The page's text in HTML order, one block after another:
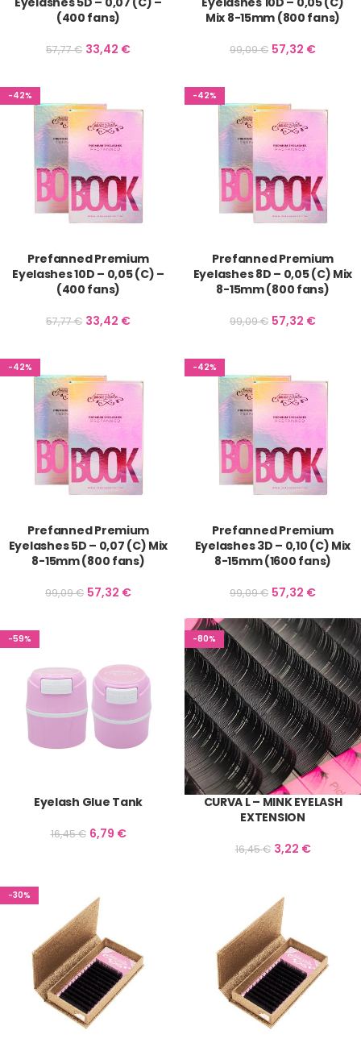
(400 fans)
57,77€ 33,42 €
Mix 8-15mm (800 fans)
99,09€ 57,32 €
-42%
Prefanned Premium
Eyelashes 10D – 0,05 (C) –
(400 fans)
57,77€ 33,42 €
-42%
Prefanned Premium
Eyelashes 8D – 0,05 (C) Mix
8-15mm (800 fans)
99,09€ 57,32 €
-42%
Prefanned Premium
Eyelashes 5D – 0,07 (C) Mix
8-15mm (800 fans)
99,09€ 57,32 €
-42%
Prefanned Premium
Eyelashes 3D – 0,10 (C) Mix
8-15mm (1600 fans)
99,09€ 57,32 €
-59%
Eyelash Glue Tank
16,45€ 6,79 €
-80%
CURVA L – MINK EYELASH
EXTENSION
16,45€ 3,22 €
-30%